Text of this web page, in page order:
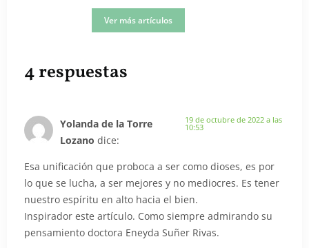
Ver más artículos
4 respuestas
Yolanda de la Torre
Lozano dice:
19 de octubre de 2022 a las
10:53
Esa unificación que proboca a ser como dioses, es por
lo que se lucha, a ser mejores y no mediocres. Es tener
nuestro espíritu en alto hacia el bien.
Inspirador este artículo. Como siempre admirando su
pensamiento doctora Eneyda Suñer Rivas.